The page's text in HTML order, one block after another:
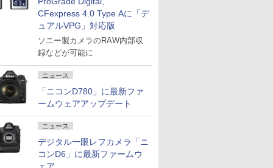
CFexpress 4.0 Type Aに「デ
ュアルVPG」対応版
ソニー製カメラのRAW内部収
録などが可能に
ニュース
「ニコンD780」に最新ファ
ームウェアアップデート
ニュース
デジタル一眼レフカメラ「ニ
コンD6」に最新ファームウ